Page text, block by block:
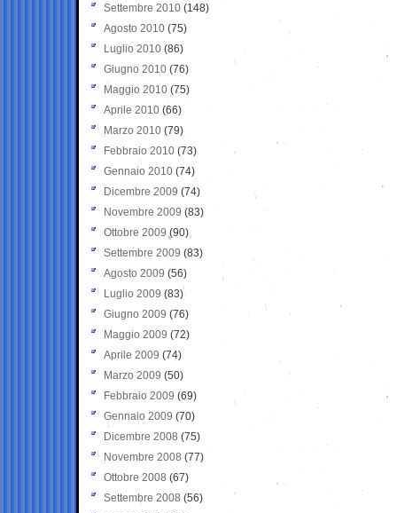
Settembre 2010 (148)
Agosto 2010 (75)
Luglio 2010 (86)
Giugno 2010 (76)
Maggio 2010 (75)
Aprile 2010 (66)
Marzo 2010 (79)
Febbraio 2010 (73)
Gennaio 2010 (74)
Dicembre 2009 (74)
Novembre 2009 (83)
Ottobre 2009 (90)
Settembre 2009 (83)
Agosto 2009 (56)
Luglio 2009 (83)
Giugno 2009 (76)
Maggio 2009 (72)
Aprile 2009 (74)
Marzo 2009 (50)
Febbraio 2009 (69)
Gennaio 2009 (70)
Dicembre 2008 (75)
Novembre 2008 (77)
Ottobre 2008 (67)
Settembre 2008 (56)